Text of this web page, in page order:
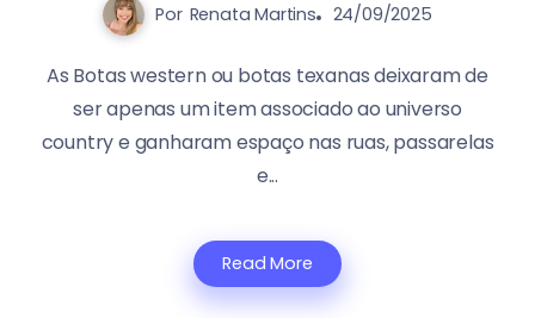
Por Renata Martins 24/09/2025
As Botas western ou botas texanas deixaram de
ser apenas um item associado ao universo
country e ganharam espaço nas ruas, passarelas
e...
Read More